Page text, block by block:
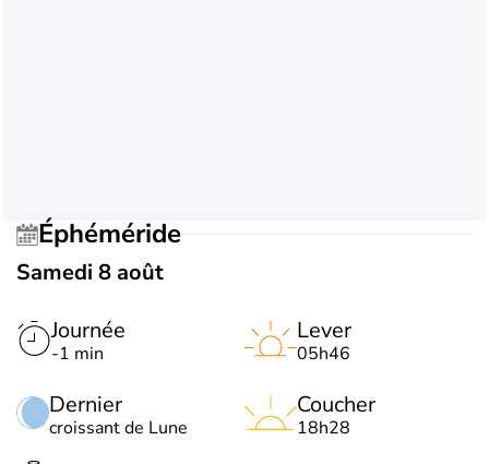
Éphéméride
Samedi 8 août
Journée
-1 min
Dernier
croissant de Lune
Lever
05h46
Coucher
18h28